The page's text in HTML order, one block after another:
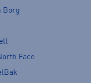
Borg
Face